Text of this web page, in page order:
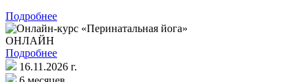
Подробнее
ОНЛАЙН
Подробнее
16.11.2026 г.